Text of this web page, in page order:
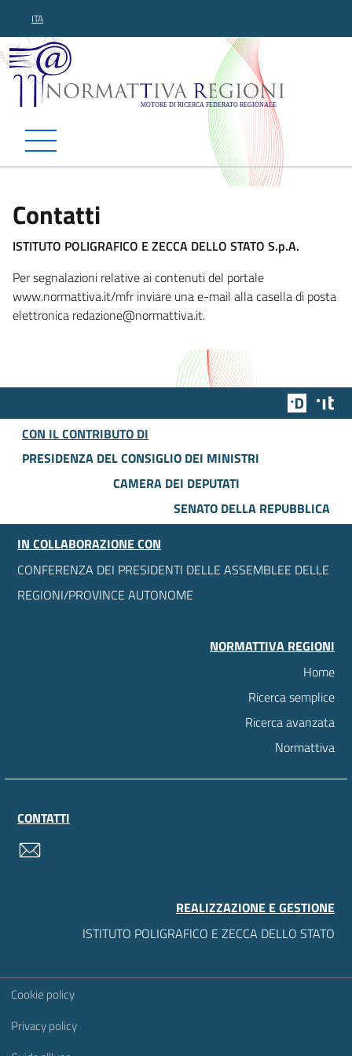
ITA
Normattiva Regioni -
Contatti
ISTITUTO POLIGRAFICO E ZECCA DELLO STATO S.p.A.
Per segnalazioni relative ai contenuti del portale
www.normattiva.it/mfr inviare una e-mail alla casella di posta
elettronica redazione@normattiva.it.
Team
CON IL CONTRIBUTO DI
PRESIDENZA DEL CONSIGLIO DEI MINISTRI
CAMERA DEI DEPUTATI
SENATO DELLA REPUBBLICA
IN COLLABORAZIONE CON
CONFERENZA DEI PRESIDENTI DELLE ASSEMBLEE DELLE
REGIONI/PROVINCE AUTONOME
NORMATTIVA REGIONI
Home
Ricerca semplice
Ricerca avanzata
Normattiva
CONTATTI
REALIZZAZIONE E GESTIONE
ISTITUTO POLIGRAFICO E ZECCA DELLO STATO
Sezione Link Utili
Cookie policy
Privacy policy